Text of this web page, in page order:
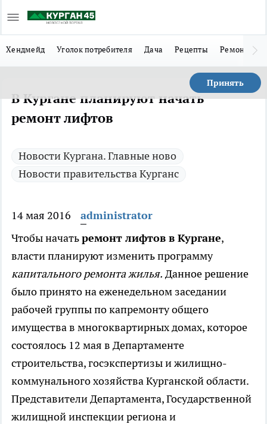
Хендмейд Уголок потребителя Дача Рецепты Ремонт
Принять
В Кургане планируют начать
ремонт лифтов
Новости Кургана. Главные ново
Новости правительства Курганс
14 мая 2016
administrator
Чтобы начатьремонт лифтов в Кургане,
власти планируют изменить программу
капитального ремонта жилья. Данное решение
было принято на еженедельном заседании
рабочей группы по капремонту общего
имущества в многоквартирных домах, которое
состоялось 12 мая в Департаменте
строительства, госэкспертизы и жилищно-
коммунального хозяйства Курганской области.
Представители Департамента, Государственной
жилищной инспекции региона и